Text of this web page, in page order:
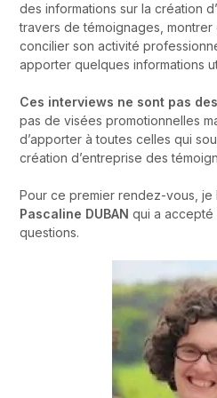
des informations sur la création
travers de témoignages, montrer
concilier son activité
apporter quelques informations
Ces interviews ne sont pas
pas de visées promotionnelles
d’apporter à toutes celles qui
création d’entreprise des
Pour ce premier rendez-vous, je
Pascaline DUBAN qui a
questions.